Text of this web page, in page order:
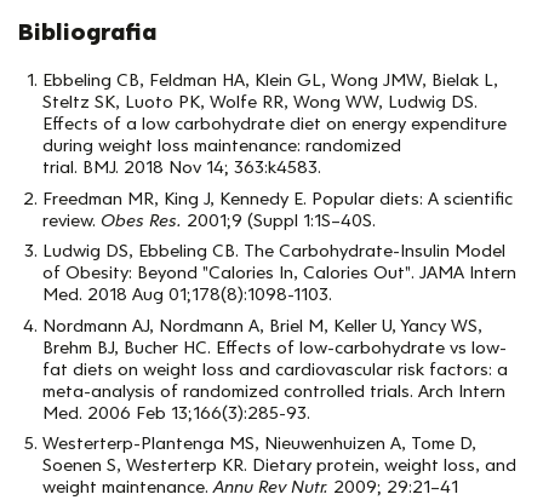
Bibliografia
Ebbeling CB, Feldman HA, Klein GL, Wong JMW, Bielak L,
Steltz SK, Luoto PK, Wolfe RR, Wong WW, Ludwig DS.
Effects of a low carbohydrate diet on energy expenditure
during weight loss maintenance: randomized
trial. BMJ. 2018 Nov 14; 363:k4583.
Freedman MR, King J, Kennedy E. Popular diets: A scientific
review. Obes Res. 2001;9 (Suppl 1:1S–40S.
Ludwig DS, Ebbeling CB. The Carbohydrate-Insulin Model
of Obesity: Beyond "Calories In, Calories Out". JAMA Intern
Med. 2018 Aug 01;178(8):1098-1103.
Nordmann AJ, Nordmann A, Briel M, Keller U, Yancy WS,
Brehm BJ, Bucher HC. Effects of low-carbohydrate vs low-
fat diets on weight loss and cardiovascular risk factors: a
meta-analysis of randomized controlled trials. Arch Intern
Med. 2006 Feb 13;166(3):285-93.
Westerterp-Plantenga MS, Nieuwenhuizen A, Tome D,
Soenen S, Westerterp KR. Dietary protein, weight loss, and
weight maintenance.Annu Rev Nutr. 2009; 29:21–41